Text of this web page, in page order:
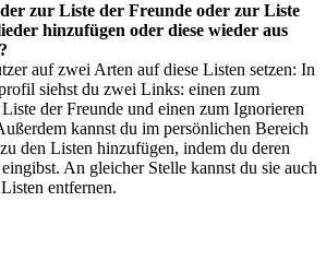
zur Liste der Freunde oder zur Liste
hinzufügen oder diese wieder aus
auf zwei Arten auf diese Listen setzen: In
siehst du zwei Links: einen zum
der Freunde und einen zum Ignorieren
kannst du im persönlichen Bereich
den Listen hinzufügen, indem du deren
An gleicher Stelle kannst du sie auch
entfernen.